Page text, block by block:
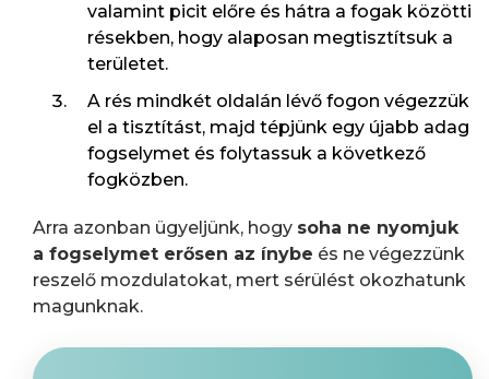
valamint picit előre és hátra a fogak közötti
résekben, hogy alaposan megtisztítsuk a
területet.
A rés mindkét oldalán lévő fogon végezzük
el a tisztítást, majd tépjünk egy újabb adag
fogselymet és folytassuk a következő
fogközben.
Arra azonban ügyeljünk, hogy soha ne nyomjuk
a fogselymet erősen az ínybe és ne végezzünk
reszelő mozdulatokat, mert sérülést okozhatunk
magunknak.